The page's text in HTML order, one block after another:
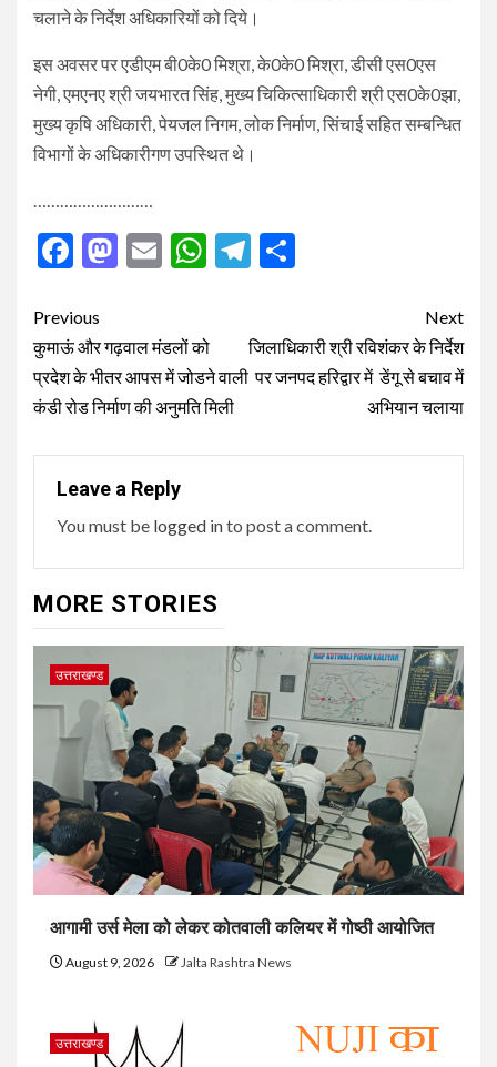
चलाने के निर्देश अधिकारियों को दिये।
इस अवसर पर एडीएम बी0के0 मिश्रा, के0के0 मिश्रा, डीसी एस0एस
नेगी, एमएनए श्री जयभारत सिंह, मुख्य चिकित्साधिकारी श्री एस0के0झा,
मुख्य कृषि अधिकारी, पेयजल निगम, लोक निर्माण, सिंचाई सहित सम्बन्धित
विभागों के अधिकारीगण उपस्थित थे।
………………………
Facebook
Mastodon
EmailWhatsApp
Telegram
Post
navigation
Previous
कुमाऊं और गढ़वाल मंडलों को
प्रदेश के भीतर आपस में जोडने वाली
कंडी रोड निर्माण की अनुमति मिली
Next
जिलाधिकारी श्री रविशंकर के निर्देश
पर जनपद हरिद्वार में डेंगू से बचाव में
अभियान चलाया
Leave a Reply
You must be logged into post a comment.
MORE STORIES
उत्तराखण्ड
आगामी उर्स मेला को लेकर कोतवाली कलियर में गोष्ठी आयोजित
August 9, 2026 Jalta Rashtra News
उत्तराखण्ड